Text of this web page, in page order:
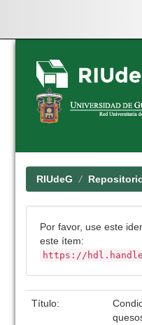
Skip
navigation
RIUdeG
Por favor, use este
este ítem:
https://
Título: